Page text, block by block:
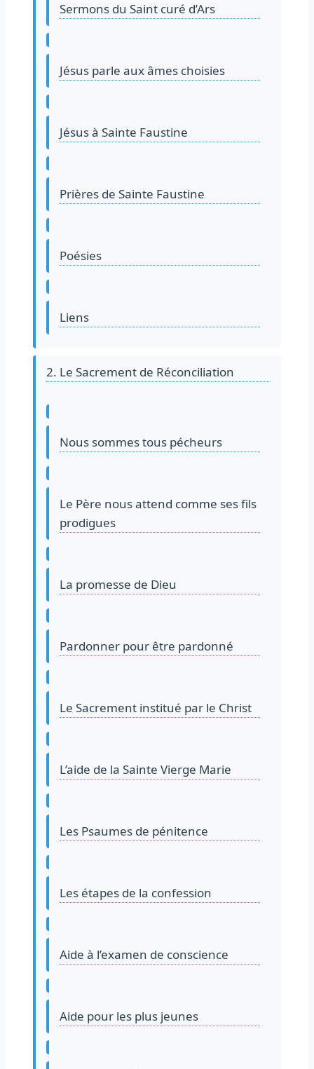
Sermons du Saint curé d’Ars
Jésus parle aux âmes choisies
Jésus à Sainte Faustine
Prières de Sainte Faustine
Poésies
Liens
2. Le Sacrement de Réconciliation
Nous sommes tous pécheurs
Le Père nous attend comme ses fils
prodigues
La promesse de Dieu
Pardonner pour être pardonné
Le Sacrement institué par le Christ
L’aide de la Sainte Vierge Marie
Les Psaumes de pénitence
Les étapes de la confession
Aide à l’examen de conscience
Aide pour les plus jeunes